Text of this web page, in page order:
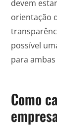
devem
orientação
possível
para
Como